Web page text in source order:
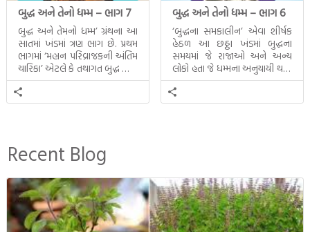
બુદ્ધ અને તેનો ધમ્મ – ભાગ 7
બુદ્ધ અને તેમનો ધમ્મ’ ગ્રંથના આ
સાતમાં ખંડમાં ત્રણ ભાગ છે. પ્રથમ
ભાગમાં ‘મહાન પરિવ્રાજકની અંતિમ
ચારિકા’ એટલે કે તથાગત બુદ્ધ સાથે
સતત પરિભ્રમણ કરતા સહચારીઓ
સાથે ફરી એકવારની
મુલાકાત, બીજા ભાગમાં તથાગતે
ઉત્તરાધિકારી તરીકે સ્થાપે છે તે
દૃશ્યો અંકિત થયાં છે. ટૂંકમાં બુદ્ધનાં
જીવનના અંતિમ દિવસોની યાત્રાનો
પરિપાક જોવા મળે […]
બુદ્ધ અને તેનો ધમ્મ – ભાગ 6
‘બુદ્ધના સમકાલીન’ એવા શીર્ષક
હેઠળ આ છઠ્ઠા ખંડમાં બુદ્ધના
સમયમાં જે રાજાઓ અને અન્ય
લોકો હતા જે ધમ્મના અનુયાયી થયા.
તેમનો અને બુદ્ધ વચ્ચે થયેલો
સત્સંગ વીશે જાણકારી મળે છે.
Recent Blog